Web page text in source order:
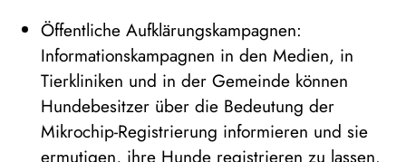
Öffentliche Aufklärungskampagnen:
Informationskampagnen in den Medien, in
Tierkliniken und in der Gemeinde können
Hundebesitzer über die Bedeutung der
Mikrochip-Registrierung informieren und sie
ermutigen, ihre Hunde registrieren zu lassen.